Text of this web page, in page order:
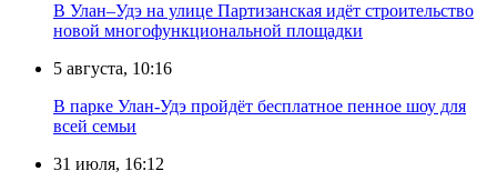
В Улан–Удэ на улице Партизанская идёт строительство
новой многофункциональной площадки
5 августа, 10:16
В парке Улан-Удэ пройдёт бесплатное пенное шоу для
всей семьи
31 июля, 16:12